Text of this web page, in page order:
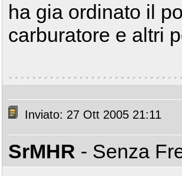
ha gia ordinato il
carburatore e altri
Inviato: 27 Ott 2005 21:11
SrMHR - Senza